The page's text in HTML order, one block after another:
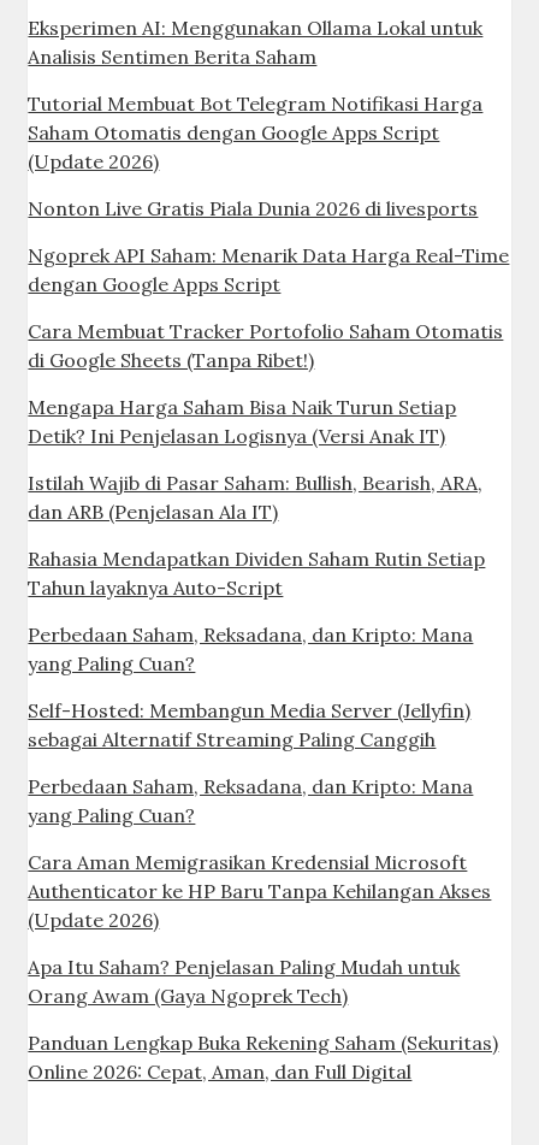
Eksperimen AI: Menggunakan Ollama Lokal untuk
Analisis Sentimen Berita Saham
Tutorial Membuat Bot Telegram Notifikasi Harga
Saham Otomatis dengan Google Apps Script
(Update 2026)
Nonton Live Gratis Piala Dunia 2026 di livesports
Ngoprek API Saham: Menarik Data Harga Real-Time
dengan Google Apps Script
Cara Membuat Tracker Portofolio Saham Otomatis
di Google Sheets (Tanpa Ribet!)
Mengapa Harga Saham Bisa Naik Turun Setiap
Detik? Ini Penjelasan Logisnya (Versi Anak IT)
Istilah Wajib di Pasar Saham: Bullish, Bearish, ARA,
dan ARB (Penjelasan Ala IT)
Rahasia Mendapatkan Dividen Saham Rutin Setiap
Tahun layaknya Auto-Script
Perbedaan Saham, Reksadana, dan Kripto: Mana
yang Paling Cuan?
Self-Hosted: Membangun Media Server (Jellyfin)
sebagai Alternatif Streaming Paling Canggih
Perbedaan Saham, Reksadana, dan Kripto: Mana
yang Paling Cuan?
Cara Aman Memigrasikan Kredensial Microsoft
Authenticator ke HP Baru Tanpa Kehilangan Akses
(Update 2026)
Apa Itu Saham? Penjelasan Paling Mudah untuk
Orang Awam (Gaya Ngoprek Tech)
Panduan Lengkap Buka Rekening Saham (Sekuritas)
Online 2026: Cepat, Aman, dan Full Digital